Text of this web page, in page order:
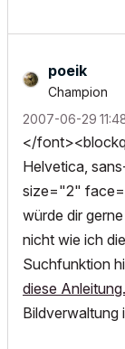
poeik
Champion
‎2007-06-29
</
Helvetica,
size="2"
würde dir
nicht wie ich
Suchfunktion
diese Anleitung.
Bildverwaltung